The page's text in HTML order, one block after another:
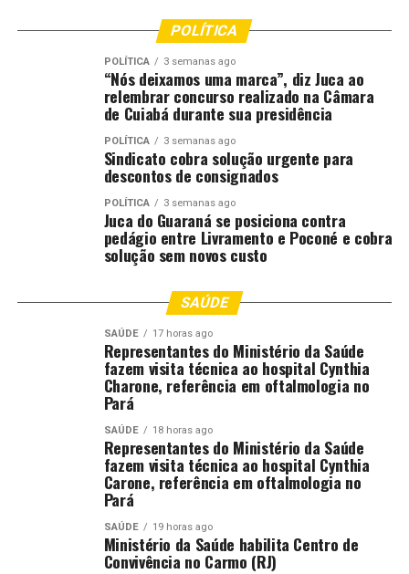
demais evidências.
O prêmio está dividido em três categorias: Aula que
Inova, para experiências com uso qualificado de
tecnologia; Leitura sem Fronteiras, para projetos que
articulam leitura, interdisciplinaridade e protagonismo;
e Inglês para Todos, de práticas que promovem inclusão
e acessibilidade.
Cada docente pode se inscrever em mais de uma
categoria, mas só poderá ser premiado em uma delas.
Seduc e da Pearson, considerando critérios como
clareza, inovação, domínio do conteúdo e qualidade dos
recursos apresentados. No total, 39 projetos seguirão
para a fase final, sendo três representantes de cada
Diretoria Regional de Educação (DRE), com
apresentação presencial em Cuiabá.
Os professores premiados participarão de uma visita
técnica a uma escola pública colombiana reconhecida
por suas práticas consistentes no ensino de inglês como
língua adicional.
A programação inclui observação de aulas, oficinas,
POLÍTICA
POLÍTICA 3 semanas ago
“Nós deixamos uma marca”, diz Juca ao
relembrar concurso realizado na Câmara
de Cuiabá durante sua presidência
POLÍTICA 3 semanas ago
Sindicato cobra solução urgente para
descontos de consignados
POLÍTICA 3 semanas ago
Juca do Guaraná se posiciona contra
pedágio entre Livramento e Poconé e cobra
solução sem novos custo
SAÚDE
SAÚDE 17 horas ago
Representantes do Ministério da Saúde
fazem visita técnica ao hospital Cynthia
Charone, referência em oftalmologia no
Pará
SAÚDE 18 horas ago
Representantes do Ministério da Saúde
fazem visita técnica ao hospital Cynthia
Carone, referência em oftalmologia no
Pará
SAÚDE 19 horas ago
Ministério da Saúde habilita Centro de
Convivência no Carmo (RJ)